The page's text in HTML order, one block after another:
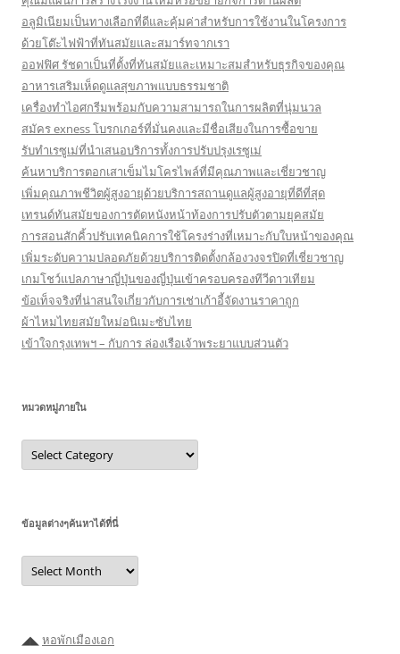
อลูมิเนียมเป็นทางเลือกที่ดีและคุ้มค่าสำหรับการใช้งานในโครงการ
ด้วยโต๊ะไฟฟ้าที่ทันสมัยและสมาร์ทจากเรา
ออฟฟิศ รัชดาเป็นที่ตั้งที่ทันสมัยและเหมาะสมสำหรับธุรกิจของคุณ
อาหารเสริมเห็ดดูแลสุขภาพแบบธรรมชาติ
เครื่องทำไอศกรีมพร้อมกับความสามารถในการผลิตที่นุ่มนวล
สมัคร exness โบรกเกอร์ที่มั่นคงและมีชื่อเสียงในการซื้อขาย
รับทำเรซูเม่ที่นำเสนอบริการทั้งการปรับปรุงเรซูเม่
ค้นหาบริการตอกเสาเข็มไมโครไพล์ที่มีคุณภาพและเชี่ยวชาญ
เพิ่มคุณภาพชีวิตผู้สูงอายุด้วยบริการสถานดูแลผู้สูงอายุที่ดีที่สุด
เทรนด์ทันสมัยของการตัดหนังหน้าท้องการปรับตัวตามยุคสมัย
การสอนสักคิ้วปรับเทคนิคการใช้โครงร่างที่เหมาะกับใบหน้าของคุณ
เพิ่มระดับความปลอดภัยด้วยบริการติดตั้งกล้องวงจรปิดที่เชี่ยวชาญ
เกมโชว์แปลภาษาญี่ปุ่นของญี่ปุ่นเข้าครอบครองทีวีดาวเทียม
ข้อเท็จจริงที่น่าสนใจเกี่ยวกับการเช่าเก้าอี้จัดงานราคาถูก
ผ้าไหมไทยสมัยใหม่อนิเมะซับไทย
เข้าใจกรุงเทพฯ – กับการ ล่องเรือเจ้าพระยาแบบส่วนตัว
หมวดหมู่ภายใน
หมวด
หมู่
ภายใน
ข้อมูลต่างๆค้นหาได้ที่นี่
ข้อมูล
ต่างๆ
ค้นหา
◢◣ หอพักเมืองเอก